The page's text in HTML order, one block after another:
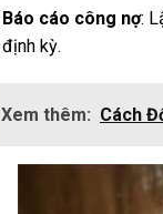
Báo cáo công nợ:
định kỳ.
Xem thêm: Cách